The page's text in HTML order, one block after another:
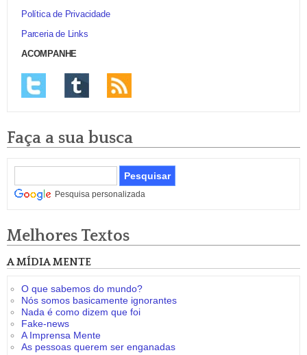
Política de Privacidade
Parceria de Links
ACOMPANHE
Faça a sua busca
Pesquisa personalizada
Melhores Textos
A MÍDIA MENTE
O que sabemos do mundo?
Nós somos basicamente ignorantes
Nada é como dizem que foi
Fake-news
A Imprensa Mente
As pessoas querem ser enganadas